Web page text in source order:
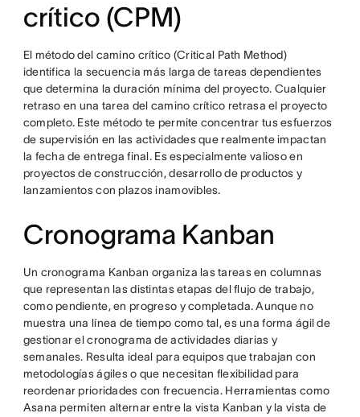
crítico (CPM)
El método del camino crítico (Critical Path Method)
identifica la secuencia más larga de tareas dependientes
que determina la duración mínima del proyecto. Cualquier
retraso en una tarea del camino crítico retrasa el proyecto
completo. Este método te permite concentrar tus esfuerzos
de supervisión en las actividades que realmente impactan
la fecha de entrega final. Es especialmente valioso en
proyectos de construcción, desarrollo de productos y
lanzamientos con plazos inamovibles.
Cronograma Kanban
Un cronograma Kanban organiza las tareas en columnas
que representan las distintas etapas del flujo de trabajo,
como pendiente, en progreso y completada. Aunque no
muestra una línea de tiempo como tal, es una forma ágil de
gestionar el cronograma de actividades diarias y
semanales. Resulta ideal para equipos que trabajan con
metodologías ágiles o que necesitan flexibilidad para
reordenar prioridades con frecuencia. Herramientas como
Asana permiten alternar entre la vista Kanban y la vista de